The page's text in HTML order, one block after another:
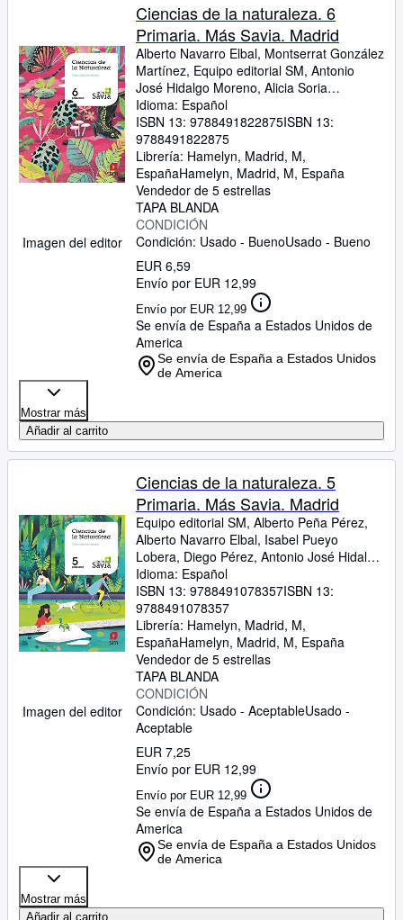
Imagen del editor
Ciencias de la naturaleza. 6
Primaria. Más Savia. Madrid
Alberto Navarro Elbal, Montserrat González
Martínez, Equipo editorial SM, Antonio
José Hidalgo Moreno, Alicia Soria
Tosantos, Alberto Peña Pérez, Manuel
Mesegar Domingo, Isabel Pueyo Lobera,
Nicolás Fernández Prímola
Idioma: Español
ISBN 13: 9788491822875ISBN 13:
9788491822875
Librería: Hamelyn, Madrid, M,
EspañaHamelyn, Madrid, M, España
Vendedor de 5 estrellas
TAPA BLANDA
CONDICIÓN
Condición: Usado - BuenoUsado - Bueno
EUR 6,59
Envío por EUR 12,99
Envío por EUR 12,99
Se envía de España a Estados Unidos de
America
Se envía de España a Estados Unidos
de America
Mostrar más
Añadir al carrito
Imagen del editor
Ciencias de la naturaleza. 5
Primaria. Más Savia. Madrid
Equipo editorial SM, Alberto Peña Pérez,
Alberto Navarro Elbal, Isabel Pueyo
Lobera, Diego Pérez, Antonio José Hidalgo
Moreno, Montserrat González Martínez,
Alicia Soria Tosantos, Manuel Mesegar
Domingo
Idioma: Español
ISBN 13: 9788491078357ISBN 13:
9788491078357
Librería: Hamelyn, Madrid, M,
EspañaHamelyn, Madrid, M, España
Vendedor de 5 estrellas
TAPA BLANDA
CONDICIÓN
Condición: Usado - AceptableUsado -
Aceptable
EUR 7,25
Envío por EUR 12,99
Envío por EUR 12,99
Se envía de España a Estados Unidos de
America
Se envía de España a Estados Unidos
de America
Mostrar más
Añadir al carrito